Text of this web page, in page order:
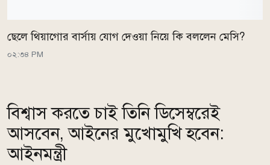
ছেলে থিয়াগোর বার্সায় যোগ দেওয়া নিয়ে কি বললেন মেসি?
০২:৩৪ PM
বিশ্বাস করতে চাই তিনি ডিসেম্বরেই
আসবেন, আইনের মুখোমুখি হবেন:
আইনমন্ত্রী